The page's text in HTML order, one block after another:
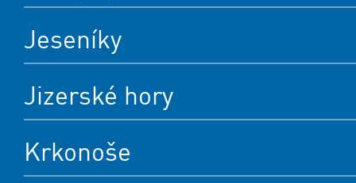
Jeseníky
Jizerské hory
Krkonoše